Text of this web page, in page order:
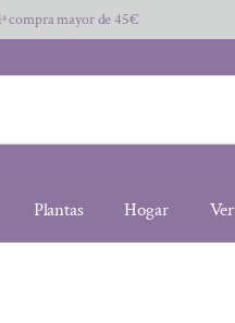
compra mayor de 45€
Plantas Hogar